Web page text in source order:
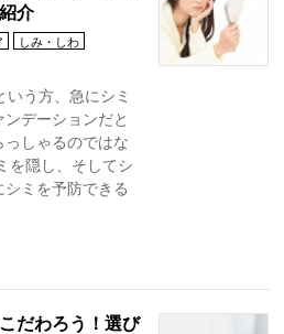
介
しみ・しわ
う方、急にシミ
デーションだと
っしゃるのではな
を隠し、そしてシ
ミを予防できる
だわろう！選び